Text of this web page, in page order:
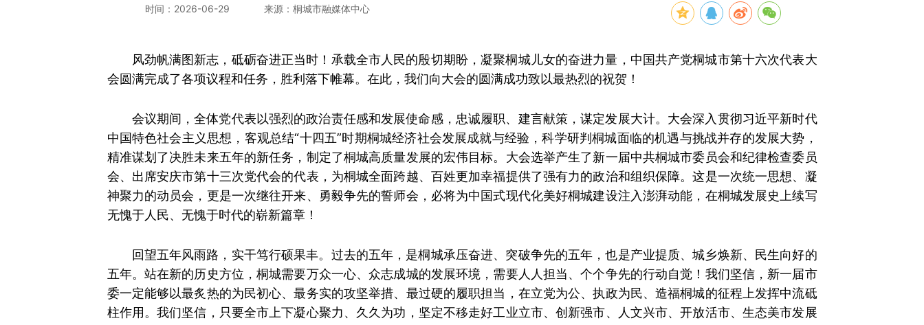
时间：2026-06-29 来源：桐城市融媒体中心
风劲帆满图新志，砥砺奋进正当时！承载全市人民的殷切期盼，凝聚桐城儿女的奋进力量，中国共产党桐城市第十六次代表大
会圆满完成了各项议程和任务，胜利落下帷幕。在此，我们向大会的圆满成功致以最热烈的祝贺！
会议期间，全体党代表以强烈的政治责任感和发展使命感，忠诚履职、建言献策，谋定发展大计。大会深入贯彻习近平新时代
中国特色社会主义思想，客观总结“十四五”时期桐城经济社会发展成就与经验，科学研判桐城面临的机遇与挑战并存的发展大势，
精准谋划了决胜未来五年的新任务，制定了桐城高质量发展的宏伟目标。大会选举产生了新一届中共桐城市委员会和纪律检查委员
会、出席安庆市第十三次党代会的代表，为桐城全面跨越、百姓更加幸福提供了强有力的政治和组织保障。这是一次统一思想、凝
神聚力的动员会，更是一次继往开来、勇毅争先的誓师会，必将为中国式现代化美好桐城建设注入澎湃动能，在桐城发展史上续写
无愧于人民、无愧于时代的崭新篇章！
回望五年风雨路，实干笃行硕果丰。过去的五年，是桐城承压奋进、突破争先的五年，也是产业提质、城乡焕新、民生向好的
五年。站在新的历史方位，桐城需要万众一心、众志成城的发展环境，需要人人担当、个个争先的行动自觉！我们坚信，新一届市
委一定能够以最炙热的为民初心、最务实的攻坚举措、最过硬的履职担当，在立党为公、执政为民、造福桐城的征程上发挥中流砥
柱作用。我们坚信，只要全市上下凝心聚力、久久为功，坚定不移走好工业立市、创新强市、人文兴市、开放活市、生态美市发展